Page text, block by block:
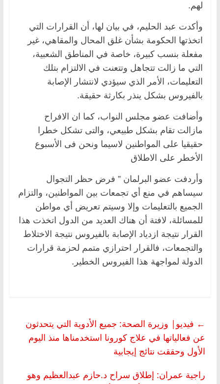
لهم.
وأكدت عبد الحليم، في بيان لها، أن القرارات التي
اتخذتها الحكومة بشأن غلق المحال والمقاهي، غير
مفعلة بنسب كبيرة، خاصة في المناطق الشعبية،
التي ما زالت تتجاهل وتتعنت في الالتزام بتلك
التعليمات، الأمر الذي سيؤدي لانتشار الإصابة
بالفيروس بشكل ينذر بكارثة حقيقة.
وأضافت عضو مجلس النواب، كما ان الافراح
مازالت تقام بشكل طبيعي، والتى تشكل خطرا
حقيقيا على المواطنين لاسيما ونحن فى الأسبوع
الأخطر على الاطلاق
وأردفت عضو البرلمان ” فرض حظر التجوال
سيساهم في منع أي تجمعات بين المواطنين، والتزام
الجميع بالتعليمات وإلا وسيتم تعريض أي مواطن
للمسائلة، لافتة أن هناك العديد من الدول اتخذت هذا
القرار نتيجة ازدياد الإصابة بالفيروس نتيجة الاختلاط
والتجمعات، فالقرار احترازي متمم لحزمة قرارات
الدولة لمواجهة هذا الفيروس الخطير.
← فيديو| وزيرة الصحة: جميع الأدوية التي يتحدثون
عن فعالياتها في علاج كورونا استخدمناها منذ اليوم
الأول وحققت نتائج إيجابية
راجية عمران: إطلاق سراح د.حازم عبدالعظيم وهو